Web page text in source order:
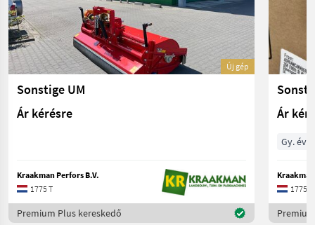
Új gép
Sonstige UM
Ár kérésre
Kraakman Perfors B.V.
1775 T
Premium Plus kereskedő
Ár
Gy. év
1775 T